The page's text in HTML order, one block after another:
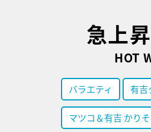
急上
HOT
バラエティ 有吉
マツコ＆有吉 かり